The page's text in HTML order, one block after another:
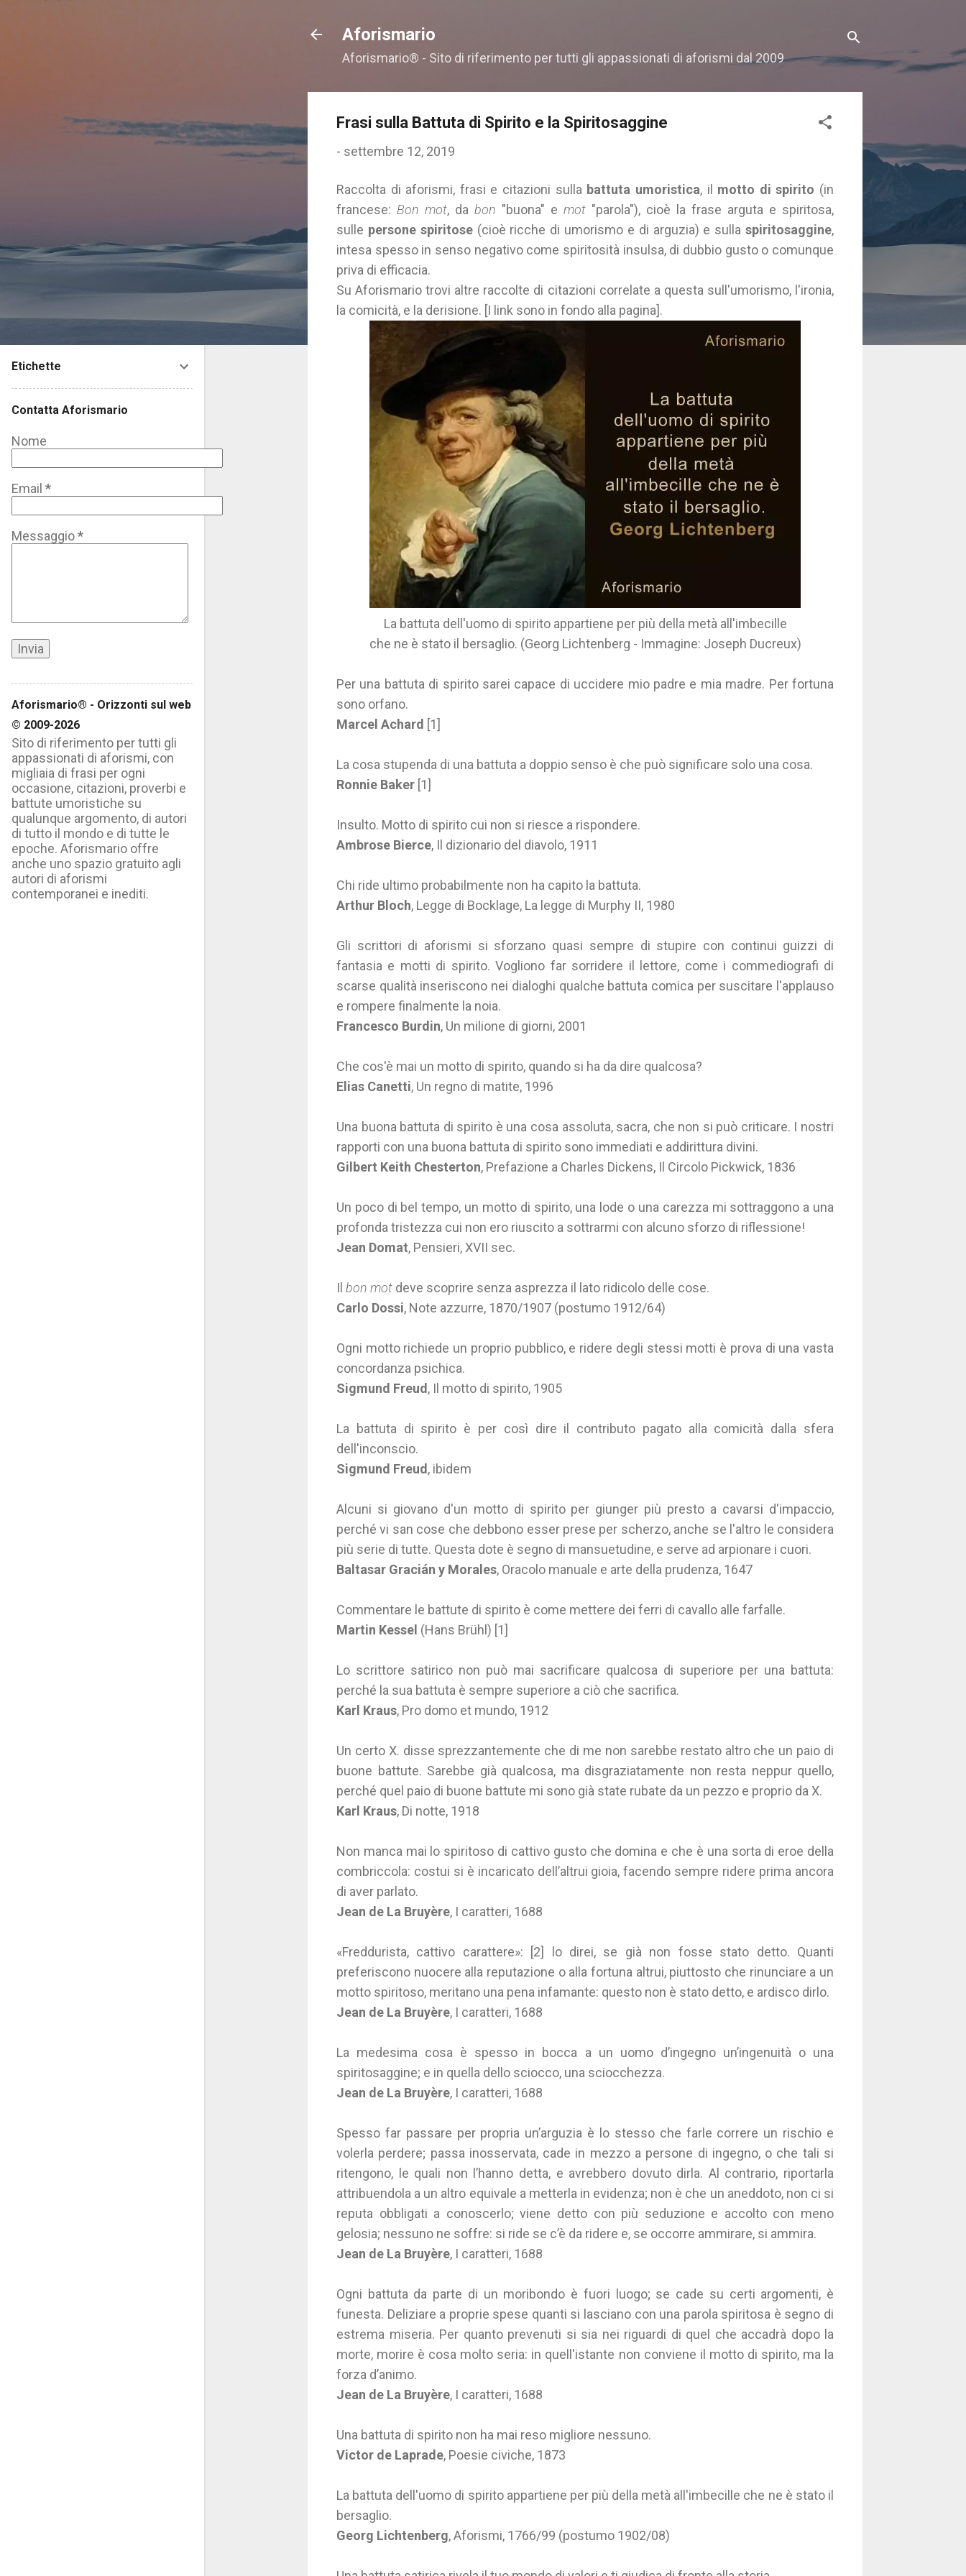
Aforismario
Aforismario® - Sito di riferimento per tutti gli appassionati di aforismi dal 2009
Frasi sulla Battuta di Spirito e la Spiritosaggine
- settembre 12, 2019
Raccolta di aforismi, frasi e citazioni sulla battuta umoristica, il motto di spirito (in
francese: Bon mot, da bon "buona" e mot "parola"), cioè la frase arguta e spiritosa,
sulle persone spiritose(cioè ricche di umorismo e di arguzia) e sullaspiritosaggine,
intesa spesso in senso negativo come spiritosità insulsa, di dubbio gusto o comunque
priva di efficacia.
Su Aforismario trovi altre raccolte di citazioni correlate a questa sull'umorismo, l'ironia,
la comicità, e la derisione. [I link sono in fondo alla pagina].
La battuta dell'uomo di spirito appartiene per più della metà all'imbecille
che ne è stato il bersaglio. (Georg Lichtenberg - Immagine: Joseph Ducreux)
Per una battuta di spirito sarei capace di uccidere mio padre e mia madre. Per fortuna
sono orfano.
Marcel Achard [1]
La cosa stupenda di una battuta a doppio senso è che può significare solo una cosa.
Ronnie Baker [1]
Insulto. Motto di spirito cui non si riesce a rispondere.
Ambrose Bierce, Il dizionario del diavolo, 1911
Chi ride ultimo probabilmente non ha capito la battuta.
Arthur Bloch, Legge di Bocklage, La legge di Murphy II, 1980
Gli scrittori di aforismi si sforzano quasi sempre di stupire con continui guizzi di
fantasia e motti di spirito. Vogliono far sorridere il lettore, come i commediografi di
scarse qualità inseriscono nei dialoghi qualche battuta comica per suscitare l'applauso
e rompere finalmente la noia.
Francesco Burdin, Un milione di giorni, 2001
Che cos'è mai un motto di spirito, quando si ha da dire qualcosa?
Elias Canetti, Un regno di matite, 1996
Una buona battuta di spirito è una cosa assoluta, sacra, che non si può criticare. I nostri
rapporti con una buona battuta di spirito sono immediati e addirittura divini.
Gilbert Keith Chesterton, Prefazione a Charles Dickens, Il Circolo Pickwick, 1836
Un poco di bel tempo, un motto di spirito, una lode o una carezza mi sottraggono a una
profonda tristezza cui non ero riuscito a sottrarmi con alcuno sforzo di riflessione!
Jean Domat, Pensieri, XVII sec.
Il bon mot deve scoprire senza asprezza il lato ridicolo delle cose.
Carlo Dossi, Note azzurre, 1870/1907 (postumo 1912/64)
Ogni motto richiede un proprio pubblico, e ridere degli stessi motti è prova di una vasta
concordanza psichica.
Sigmund Freud , Il motto di spirito, 1905
La battuta di spirito è per così dire il contributo pagato alla comicità dalla sfera
dell'inconscio.
Sigmund Freud , ibidem
Alcuni si giovano d'un motto di spirito per giunger più presto a cavarsi d'impaccio,
perché vi san cose che debbono esser prese per scherzo, anche se l'altro le considera
più serie di tutte. Questa dote è segno di mansuetudine, e serve ad arpionare i cuori.
Baltasar Gracián y Morales, Oracolo manuale e arte della prudenza, 1647
Commentare le battute di spirito è come mettere dei ferri di cavallo alle farfalle.
Martin Kessel (Hans Brühl) [1]
Lo scrittore satirico non può mai sacrificare qualcosa di superiore per una battuta:
perché la sua battuta è sempre superiore a ciò che sacrifica.
Karl Kraus, Pro domo et mundo, 1912
Un certo X. disse sprezzantemente che di me non sarebbe restato altro che un paio di
buone battute. Sarebbe già qualcosa, ma disgraziatamente non resta neppur quello,
perché quel paio di buone battute mi sono già state rubate da un pezzo e proprio da X.
Karl Kraus, Di notte, 1918
Non manca mai lo spiritoso di cattivo gusto che domina e che è una sorta di eroe della
combriccola: costui si è incaricato dell’altrui gioia, facendo sempre ridere prima ancora
di aver parlato.
Jean de La Bruyère, I caratteri, 1688
«Freddurista, cattivo carattere»: [2] lo direi, se già non fosse stato detto. Quanti
preferiscono nuocere alla reputazione o alla fortuna altrui, piuttosto che rinunciare a un
motto spiritoso, meritano una pena infamante: questo non è stato detto, e ardisco dirlo.
Jean de La Bruyère, I caratteri, 1688
La medesima cosa è spesso in bocca a un uomo d’ingegno un’ingenuità o una
spiritosaggine; e in quella dello sciocco, una sciocchezza.
Jean de La Bruyère, I caratteri, 1688
Spesso far passare per propria un’arguzia è lo stesso che farle correre un rischio e
volerla perdere; passa inosservata, cade in mezzo a persone di ingegno, o che tali si
ritengono, le quali non l’hanno detta, e avrebbero dovuto dirla. Al contrario, riportarla
attribuendola a un altro equivale a metterla in evidenza; non è che un aneddoto, non ci si
reputa obbligati a conoscerlo; viene detto con più seduzione e accolto con meno
gelosia; nessuno ne soffre: si ride se c’è da ridere e, se occorre ammirare, si ammira.
Jean de La Bruyère, I caratteri, 1688
Ogni battuta da parte di un moribondo è fuori luogo; se cade su certi argomenti, è
funesta. Deliziare a proprie spese quanti si lasciano con una parola spiritosa è segno di
estrema miseria. Per quanto prevenuti si sia nei riguardi di quel che accadrà dopo la
morte, morire è cosa molto seria: in quell'istante non conviene il motto di spirito, ma la
forza d’animo.
Jean de La Bruyère, I caratteri, 1688
Una battuta di spirito non ha mai reso migliore nessuno.
Victor de Laprade, Poesie civiche, 1873
La battuta dell'uomo di spirito appartiene per più della metà all'imbecille che ne è stato il
bersaglio.
Georg Lichtenberg, Aforismi, 1766/99 (postumo 1902/08)
Etichette
Contatta Aforismario
Nome
Email *
Messaggio*
Aforismario® - Orizzonti sul web
© 2009-2026
Sito di riferimento per tutti gli
appassionati di aforismi, con
migliaia di frasi per ogni
occasione, citazioni, proverbi e
battute umoristiche su
qualunque argomento, di autori
di tutto il mondo e di tutte le
epoche. Aforismario offre
anche uno spazio gratuito agli
autori di aforismi
contemporanei e inediti.